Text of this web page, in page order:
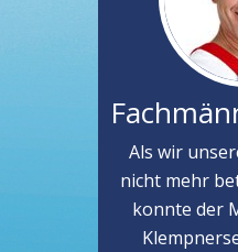
Als wir
nicht mehr
konnte der